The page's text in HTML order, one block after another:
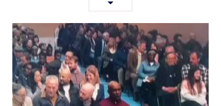
RIGHT
FREQUENCY,
Anything
is
Possible"
HIDDEN
KNOWLEDGE